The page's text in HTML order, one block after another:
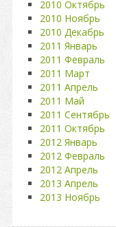
2010 Октябрь
2010 Ноябрь
2010 Декабрь
2011 Январь
2011 Февраль
2011 Март
2011 Апрель
2011 Май
2011 Сентябрь
2011 Октябрь
2012 Январь
2012 Февраль
2012 Апрель
2013 Апрель
2013 Ноябрь